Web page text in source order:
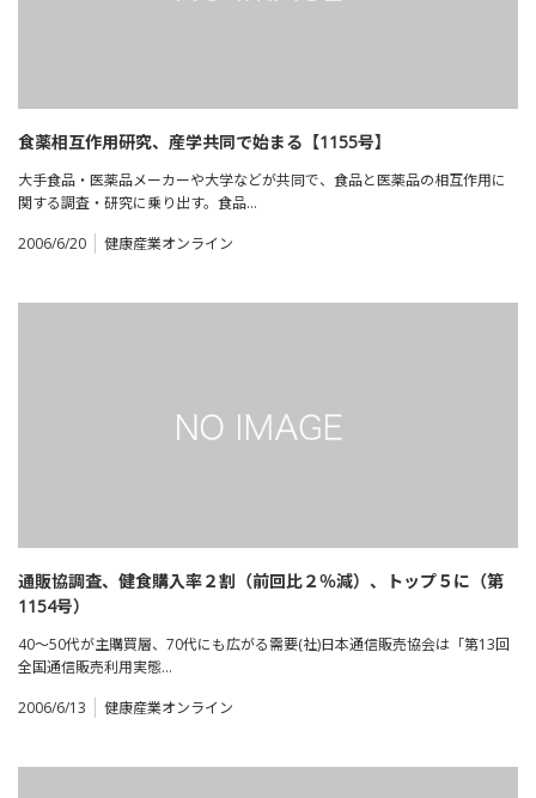
食薬相互作用研究、産学共同で始まる【1155号】
大手食品・医薬品メーカーや大学などが共同で、食品と医薬品の相互作用に
関する調査・研究に乗り出す。食品…
2006/6/20
健康産業オンライン
通販協調査、健食購入率２割（前回比２％減）、トップ５に（第
1154号）
40～50代が主購買層、70代にも広がる需要(社)日本通信販売協会は「第13回
全国通信販売利用実態…
2006/6/13
健康産業オンライン